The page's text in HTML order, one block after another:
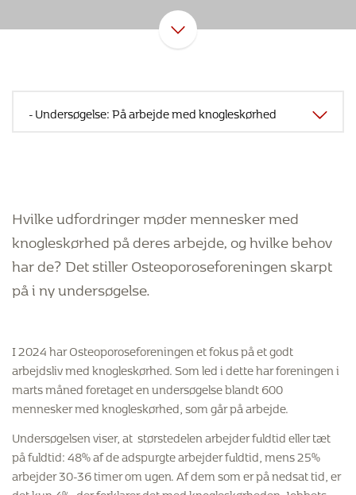
Hvilke udfordringer møder mennesker med
knogleskørhed på deres arbejde, og hvilke behov
har de? Det stiller Osteoporoseforeningen skarpt
på i ny undersøgelse.
I 2024 har Osteoporoseforeningen et fokus på et godt
arbejdsliv med knogleskørhed. Som led i dette har foreningen i
marts måned foretaget en undersøgelse blandt 600
mennesker med knogleskørhed, som går på arbejde.
Undersøgelsen viser, at størstedelen arbejder fuldtid eller tæt
på fuldtid: 48% af de adspurgte arbejder fuldtid, mens 25%
arbejder 30-36 timer om ugen. Af dem som er på nedsat tid, er